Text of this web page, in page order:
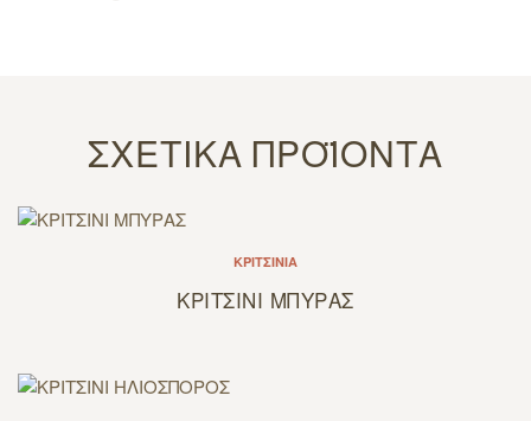
ΣΧΕΤΙΚΆ ΠΡΟΪΌΝΤΑ
ΚΡΙΤΣΊΝΙΑ
ΚΡΙΤΣΙΝΙ ΜΠΥΡΑΣ